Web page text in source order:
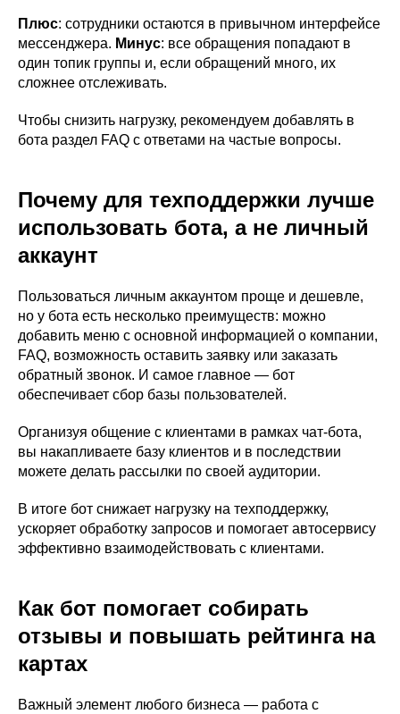
Плюс: сотрудники остаются в привычном интерфейсе
мессенджера. Минус: все обращения попадают в
один топик группы и, если обращений много, их
сложнее отслеживать.
Чтобы снизить нагрузку, рекомендуем добавлять в
бота раздел FAQ с ответами на частые вопросы.
Почему для техподдержки лучше
использовать бота, а не личный
аккаунт
Пользоваться личным аккаунтом проще и дешевле,
но у бота есть несколько преимуществ: можно
добавить меню с основной информацией о компании,
FAQ, возможность оставить заявку или заказать
обратный звонок. И самое главное — бот
обеспечивает сбор базы пользователей.
Организуя общение с клиентами в рамках чат-бота,
вы накапливаете базу клиентов и в последствии
можете делать рассылки по своей аудитории.
В итоге бот снижает нагрузку на техподдержку,
ускоряет обработку запросов и помогает автосервису
эффективно взаимодействовать с клиентами.
Как бот помогает собирать
отзывы и повышать рейтинга на
картах
Важный элемент любого бизнеса — работа с